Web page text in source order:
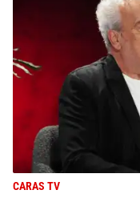
CARAS TV